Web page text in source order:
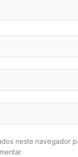
neste navegador